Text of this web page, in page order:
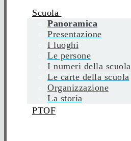
Scuola
Panoramica
Presentazione
I luoghi
Le persone
I numeri della scuola
Le carte della scuola
Organizzazione
La storia
PTOF